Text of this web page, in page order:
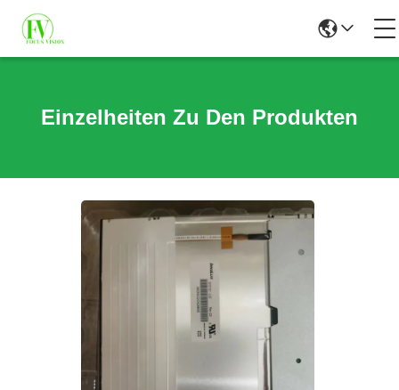
Einzelheiten Zu Den Produkten